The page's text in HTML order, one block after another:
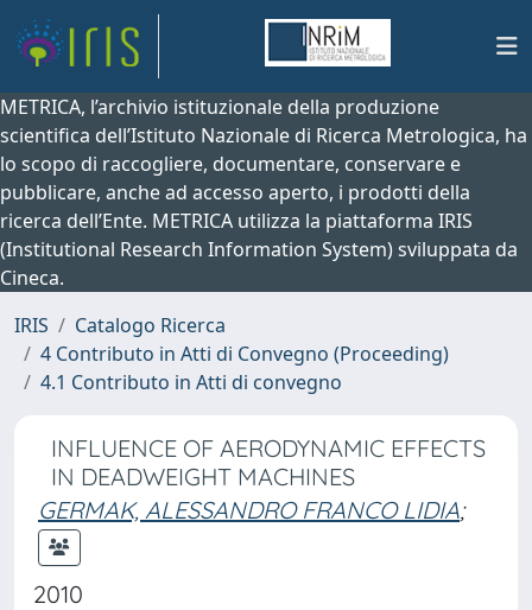
METRICA, l’archivio istituzionale della produzione
scientifica dell’Istituto Nazionale di Ricerca Metrologica, ha
lo scopo di raccogliere, documentare, conservare e
pubblicare, anche ad accesso aperto, i prodotti della
ricerca dell’Ente. METRICA utilizza la piattaforma IRIS
(Institutional Research Information System) sviluppata da
Cineca.
IRIS
Catalogo Ricerca
4 Contributo in Atti di Convegno (Proceeding)
4.1 Contributo in Atti di convegno
INFLUENCE OF AERODYNAMIC EFFECTS
IN DEADWEIGHT MACHINES
GERMAK, ALESSANDRO FRANCO LIDIA;
2010